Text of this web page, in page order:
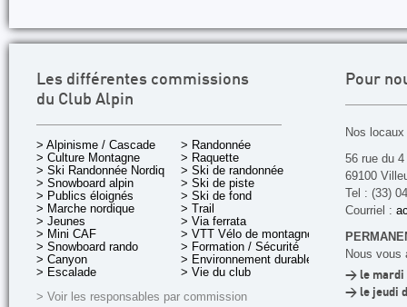
Les différentes commissions
du Club Alpin
> Alpinisme / Cascade
> Culture Montagne
> Ski Randonnée Nordique
> Snowboard alpin
> Publics éloignés
> Marche nordique
> Jeunes
> Mini CAF
> Snowboard rando
> Canyon
> Escalade
> Randonnée
> Raquette
> Ski de randonnée
> Ski de piste
> Ski de fond
> Trail
> Via ferrata
> VTT Vélo de montagne
> Formation / Sécurité
> Environnement durable
> Vie du club
> Voir les responsables par commission
Pour
Nos
56 rue du
69100
Tel : (33)
Courriel :
Nous vous
> le mardi
> le jeudi